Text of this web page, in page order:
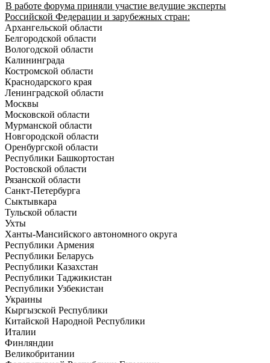
В работе форума приняли участие ведущие эксперты
Российской Федерации и зарубежных стран:
Архангельской области
Белгородской области
Вологодской области
Калининграда
Костромской области
Краснодарского края
Ленинградской области
Москвы
Московской области
Мурманской области
Новгородской области
Оренбургской области
Республики Башкортостан
Ростовской области
Рязанской области
Санкт-Петербурга
Сыктывкара
Тульской области
Ухты
Ханты-Мансийского автономного округа
Республики Армения
Республики Беларусь
Республики Казахстан
Республики Таджикистан
Республики Узбекистан
Украины
Кыргызской Республики
Китайской Народной Республики
Италии
Финляндии
Великобритании